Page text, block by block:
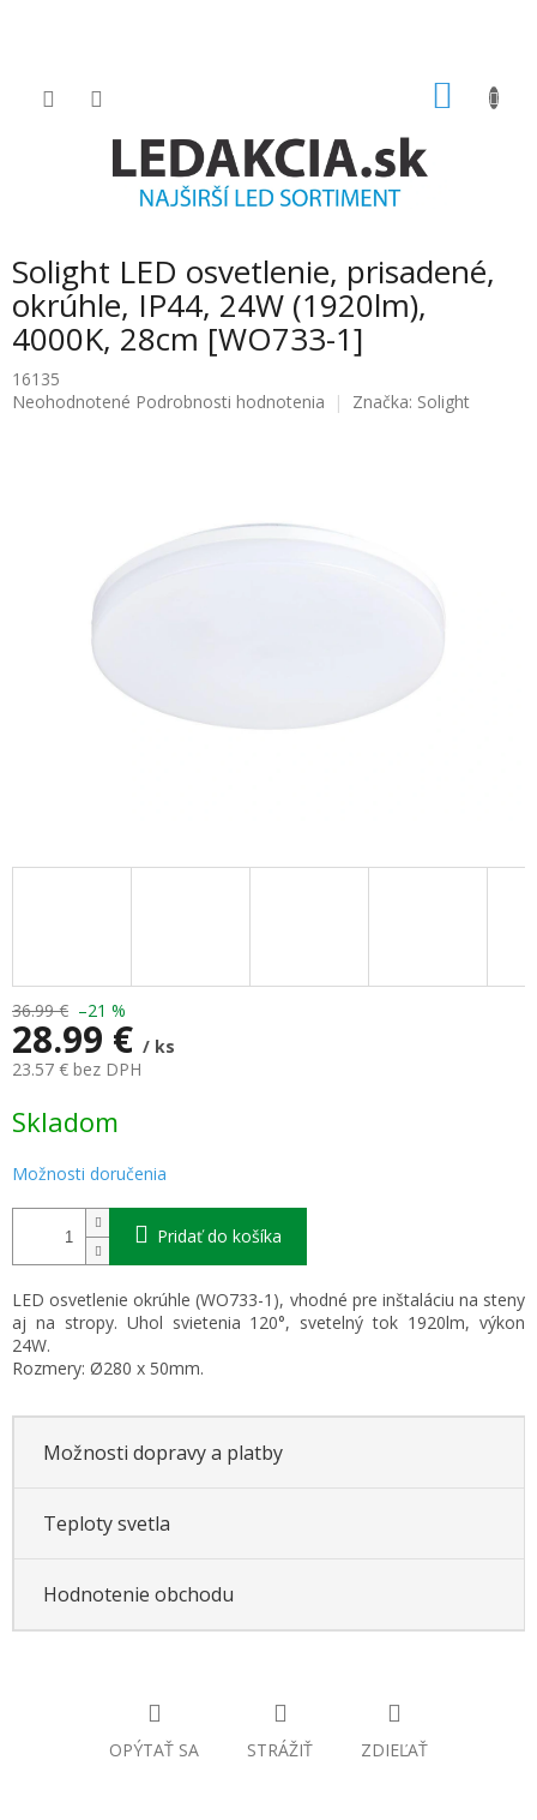
Solight LED osvetlenie, prisadené,
okrúhle, IP44, 24W (1920lm),
4000K, 28cm [WO733-1]
16135
Priemerné
Neohodnotené Podrobnosti hodnotenia Značka: Solight
36.99 € –21 %
28.99 € / ks
23.57 € bez DPH
cena:
Skladom
Možnosti doručenia
Pridať do košíka
LED osvetlenie okrúhle (WO733-1), vhodné pre inštaláciu na steny
aj na stropy. Uhol svietenia 120°, svetelný tok 1920lm, výkon
24W.
Rozmery: Ø280 x 50mm.
Možnosti dopravy a platby
Teploty svetla
Hodnotenie obchodu
OPÝTAŤ SA STRÁŽIŤ ZDIEĽAŤ